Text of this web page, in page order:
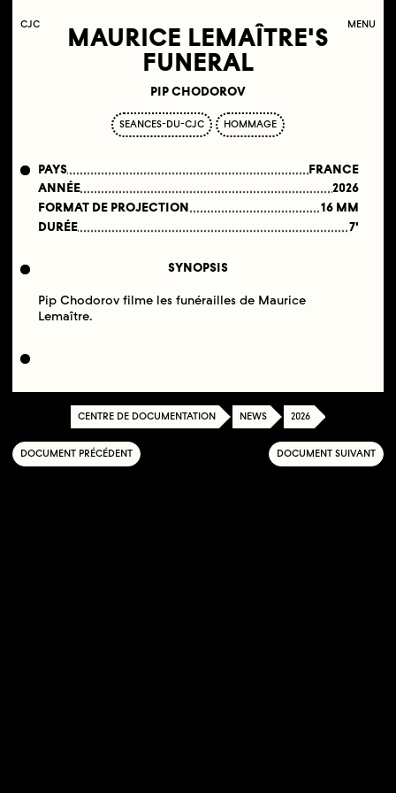
COLLECTIF
JEUNE
C MENU
MAURICE LEMAÎTRE'S
FUNERAL
PIP CHODOROV
SEANCES-DU-CJC HOMMAGE
PAYS
FRANCE
ANNÉE
2026
FORMAT DE PROJECTION
16 MM
DURÉE
7'
SYNOPSIS
Pip Chodorov filme les funérailles de Maurice
Lemaître.
DOCUMENT PRÉCÉDENT DOCUMENT SUIVANT
CENTRE DE DOCUMENTATION NEWS 2026